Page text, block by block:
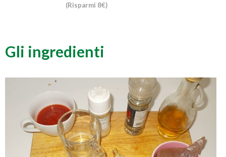
(Risparmi 8€)
Gli ingredienti